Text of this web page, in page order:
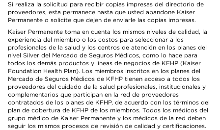
Si realiza la solicitud para recibir copias impresas del directorio de
proveedores, esta permanece hasta que usted abandone Kaiser
Permanente o solicite que dejen de enviarle las copias impresas.
Kaiser Permanente toma en cuenta los mismos niveles de calidad, la
experiencia del miembro o los costos para seleccionar a los
profesionales de la salud y los centros de atención en los planes del
nivel Silver del Mercado de Seguros Médicos, como lo hace para
todos los demás productos y líneas de negocios de KFHP (Kaiser
Foundation Health Plan). Los miembros inscritos en los planes del
Mercado de Seguros Médicos de KFHP tienen acceso a todos los
proveedores del cuidado de la salud profesionales, institucionales y
complementarios que participan en la red de proveedores
contratados de los planes de KFHP, de acuerdo con los términos del
plan de cobertura de KFHP de los miembros. Todos los médicos del
grupo médico de Kaiser Permanente y los médicos de la red deben
seguir los mismos procesos de revisión de calidad y certificaciones.